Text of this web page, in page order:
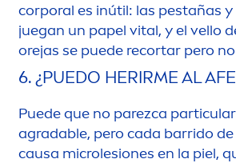
corporal es inútil: las pestañas y
juegan un papel vital, y el vello
orejas se puede recortar pero
6. ¿PUEDO HERIRME AL
Puede que no parezca particular
agradable, pero cada barrido
causa microlesiones en la piel,